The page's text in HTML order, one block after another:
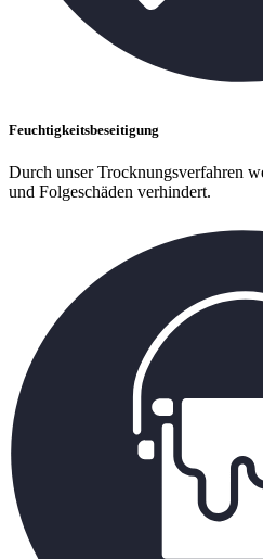
Feuchtigkeitsbeseitigung
Durch unser Trocknungsverfahren
und Folgeschäden verhindert.